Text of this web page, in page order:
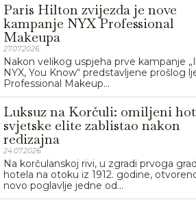
Paris Hilton zvijezda je nove
kampanje NYX Professional
Makeupa
27.07.2026.
Nakon velikog uspjeha prve kampanje
NYX, You Know“ predstavljene prošlog
Professional Makeup...
Luksuz na Korčuli: omiljeni
svjetske elite zablistao nakon
redizajna
24.07.2026.
Na korčulanskoj rivi, u zgradi prvoga
hotela na otoku iz 1912. godine,
novo poglavlje jedne od...